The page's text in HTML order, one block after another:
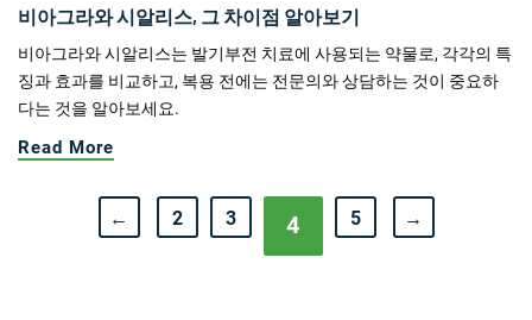
비아그라와 시알리스, 그 차이점 알아보기
비아그라와 시알리스는 발기부전 치료에 사용되는 약물로, 각각의 특
징과 효과를 비교하고, 복용 전에는 전문의와 상담하는 것이 중요하
다는 것을 알아보세요.
Read More
← 2 3 4 5 →